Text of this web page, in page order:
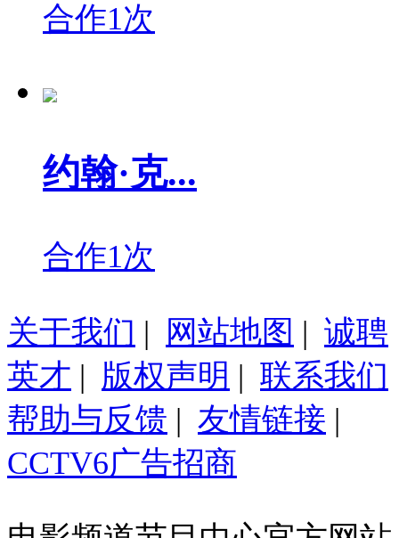
合作1次
约翰·克...
合作1次
关于我们 | 网站地图 | 诚聘
英才 | 版权声明 | 联系我们
帮助与反馈 | 友情链接 |
CCTV6广告招商